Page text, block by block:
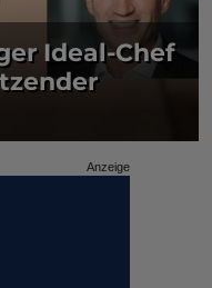
Ideal-Chef
Anzeige